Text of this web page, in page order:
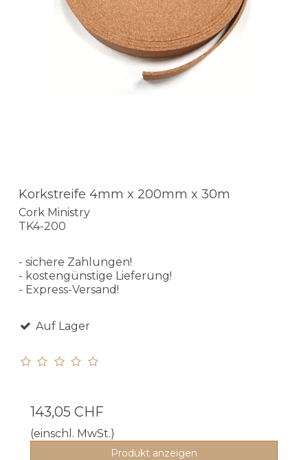
Korkstreife 4mm x 200mm x 30m
Cork Ministry
TK4-200
- sichere Zahlungen!
- kostengünstige Lieferung!
- Express-Versand!
Auf Lager
143,05 CHF
(einschl. MwSt.)
Produkt anzeigen